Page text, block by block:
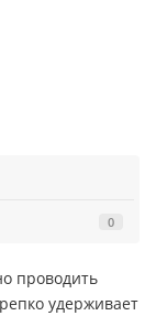
0
проводить
удерживает